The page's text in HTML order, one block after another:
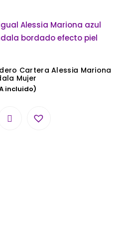
Cartera Alessia Mariona
Mujer
incluido)